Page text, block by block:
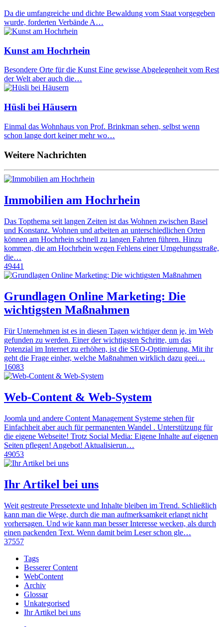
Da die umfangreiche und dichte Bewaldung vom Staat vorgegeben
wurde, forderten Verbände A…
Kunst am Hochrhein
Besondere Orte für die Kunst Eine gewisse Abgelegenheit vom Rest
der Welt aber auch die…
Hüsli bei Häusern
Einmal das Wohnhaus von Prof. Brinkman sehen, selbst wenn
schon lange dort keiner mehr wo…
Weitere Nachrichten
Immobilien am Hochrhein
Das Topthema seit langen Zeiten ist das Wohnen zwischen Basel
und Konstanz. Wohnen und arbeiten an unterschiedlichen Orten
können am Hochrhein schnell zu langen Fahrten führen. Hinzu
kommen, die am Hochrhein wegen Fehlens einer Umgehungsstraße,
die…
49441
Grundlagen Online Marketing: Die
wichtigsten Maßnahmen
Für Unternehmen ist es in diesen Tagen wichtiger denn je, im Web
gefunden zu werden. Einer der wichtigsten Schritte, um das
Potenzial im Internet zu erhöhen, ist die SEO-Optimierung. Mit ihr
geht die Frage einher, welche Maßnahmen wirklich dazu geei…
16083
Web-Content & Web-System
Joomla und andere Content Management Systeme stehen für
Einfachheit aber auch für permanenten Wandel . Unterstützung für
die eigene Webseite! Trotz Social Media: Eigene Inhalte auf eigenen
Seiten pflegen! Angebot! Aktualisierun…
49053
Ihr Artikel bei uns
Weit gestreute Pressetexte und Inhalte bleiben im Trend. Schließlich
kann man die Wege, durch die man aufmerksamkeit erlangt nicht
vorhersagen. Und wie kann man besser Interesse wecken, als durch
einen packenden Text. Wenn damit beim Leser schon gle…
37557
Tags
Besserer Content
WebContent
Archiv
Glossar
Unkategorised
Ihr Artikel bei uns